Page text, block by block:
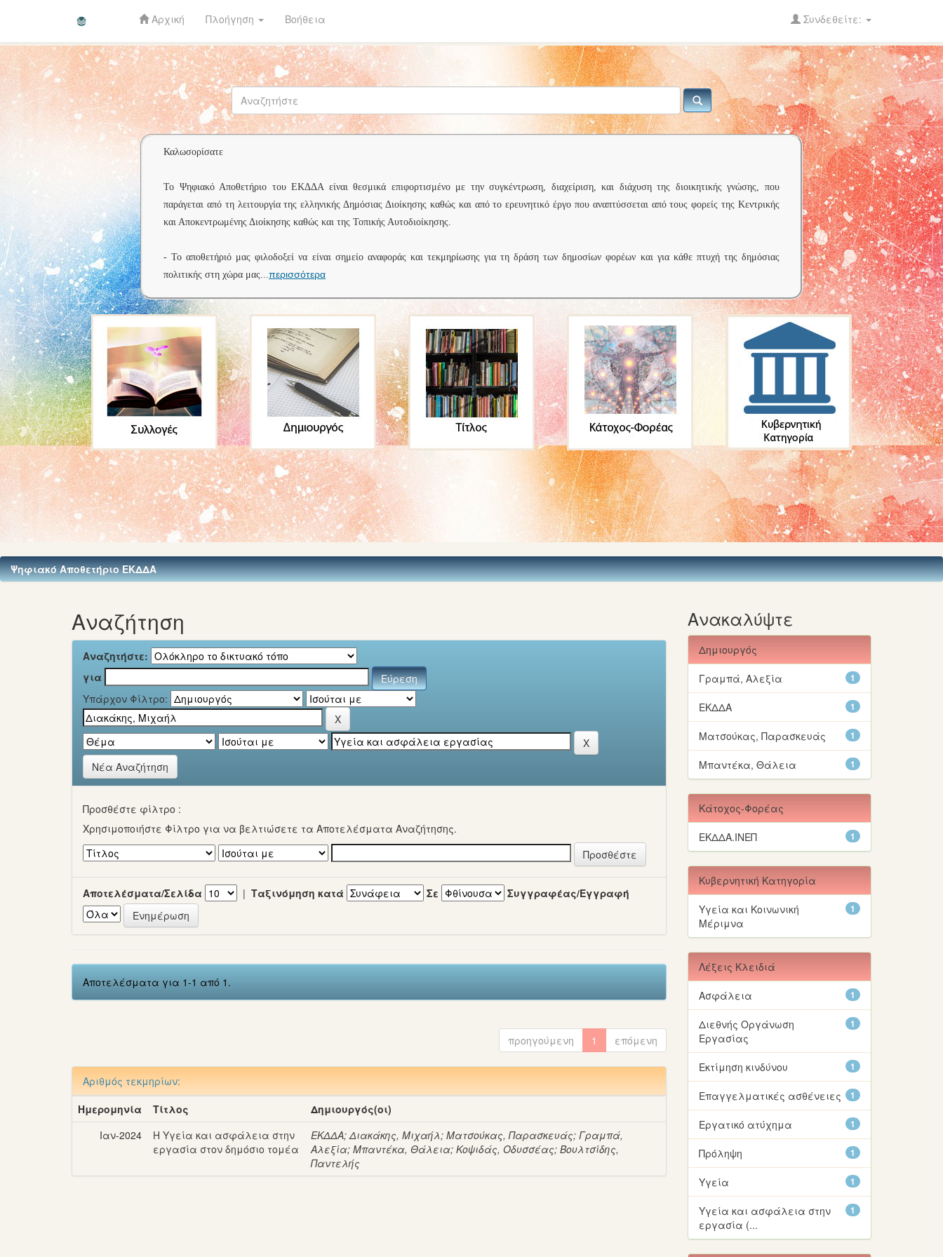
Skip
navigation
Αρχική Πλοήγηση Βοήθεια Συνδεθείτε:
Καλωσορίσατε
Το Ψηφιακό Αποθετήριο του ΕΚΔΔΑ είναι θεσμικά επιφορτισμένο με την συγκέντρωση, διαχείριση, και διάχυση της διοικητικής γνώσης, που
παράγεται από τη λειτουργία της ελληνικής Δημόσιας Διοίκησης καθώς και από το ερευνητικό έργο που αναπτύσσεται από τους φορείς της Κεντρικής
και Αποκεντρωμένης Διοίκησης καθώς και της Τοπικής Αυτοδιοίκησης.
- Το αποθετήριό μας φιλοδοξεί να είναι σημείο αναφοράς και τεκμηρίωσης για τη δράση των δημοσίων φορέων και για κάθε πτυχή της δημόσιας
πολιτικής στη χώρα μας...περισσότερα
Ψηφιακό Αποθετήριο ΕΚΔΔΑ
Αναζήτηση
Αναζητήστε:
για
Υπάρχον Φίλτρο:
Νέα Αναζήτηση
Προσθέστε φίλτρο :
Χρησιμοποιήστε Φίλτρο για να βελτιώσετε τα Αποτελέσματα Αναζήτησης.
Αποτελέσματα/Σελίδα | Ταξινόμηση κατά Σε Συγγραφέας/Εγγραφή
Αποτελέσματα για 1-1 από 1.
προηγούμενη 1 επόμενη
Αριθμός τεκμηρίων:
Ημερομηνία
Τίτλος
Δημιουργός(οι)
Ιαν-2024
Η Υγεία και ασφάλεια στην
εργασία στον δημόσιο τομέα
ΕΚΔΔΑ;Διακάκης, Μιχαήλ;Ματσούκας, Παρασκευάς;Γραμπά,
Αλεξία;Μπαντέκα, Θάλεια;Κοψιδάς, Οδυσσέας;Βουλτσίδης,
Παντελής
Ανακαλύψτε
Δημιουργός
1
Γραμπά, Αλεξία
1
ΕΚΔΔΑ
1
Ματσούκας, Παρασκευάς
1
Μπαντέκα, Θάλεια
Κάτοχος-Φορέας
1
ΕΚΔΔΑ.ΙΝΕΠ
Κυβερνητική Κατηγορία
1
Υγεία και Κοινωνική
Μέριμνα
Λέξεις Κλειδιά
1
Ασφάλεια
1
Διεθνής Οργάνωση
Εργασίας
1
Εκτίμηση κινδύνου
1
Επαγγελματικές ασθένειες
1
Εργατικό ατύχημα
1
Πρόληψη
1
Υγεία
1
Υγεία και ασφάλεια στην
εργασία (...